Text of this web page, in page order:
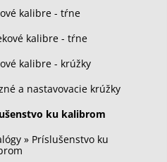
kalibre - tŕne
kalibre - tŕne
kalibre - krúžky
a nastavovacie krúžky
ku kalibrom
» Príslušenstvo ku